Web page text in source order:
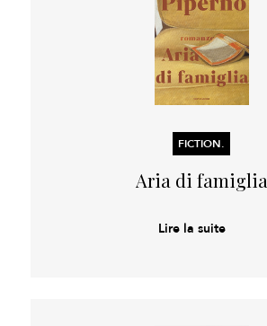
FICTION.
Aria di famiglia
Lire la suite